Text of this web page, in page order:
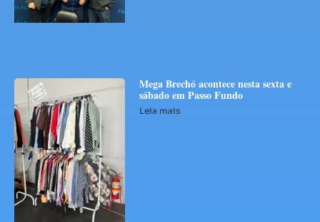
Mega Brechó acontece nesta sexta e
sábado em Passo Fundo
Leia mais